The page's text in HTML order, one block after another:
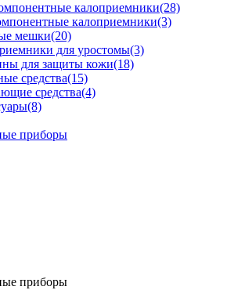
калоприемники(28)
калоприемники(3)
мешки(20)
для уростомы(3)
для защиты кожи(18)
средства(15)
средства(4)
(8)
приборы
приборы